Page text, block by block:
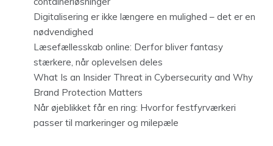
Digitalisering er ikke længere en mulighed – det er en
nødvendighed
Læsefællesskab online: Derfor bliver fantasy
stærkere, når oplevelsen deles
What Is an Insider Threat in Cybersecurity and Why
Brand Protection Matters
Når øjeblikket får en ring: Hvorfor festfyrværkeri
passer til markeringer og milepæle